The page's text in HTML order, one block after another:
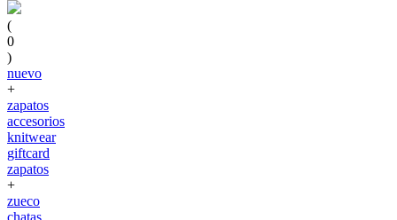
(
0
)
nuevo
+
zapatos
accesorios
knitwear
giftcard
zapatos
+
zueco
chatas